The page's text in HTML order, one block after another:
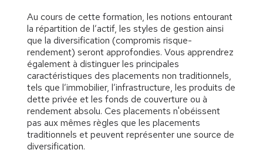
Au cours de cette formation, les notions entourant
la répartition de l’actif, les styles de gestion ainsi
que la diversification (compromis risque-
rendement) seront approfondies. Vous apprendrez
également à distinguer les principales
caractéristiques des placements non traditionnels,
tels que l’immobilier, l’infrastructure, les produits de
dette privée et les fonds de couverture ou à
rendement absolu. Ces placements n'obéissent
pas aux mêmes règles que les placements
traditionnels et peuvent représenter une source de
diversification.